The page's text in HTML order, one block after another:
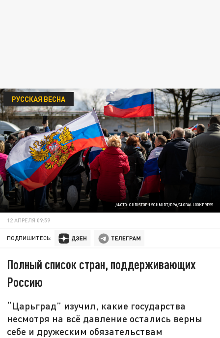
/ФОТО: CHRISTOPH SCHMIDT/DPA/GLOBALLOOKPRESS
РУССКАЯ ВЕСНА
12 АПРЕЛЯ 09:59
ПОДПИШИТЕСЬ:
Полный список стран, поддерживающих
Россию
“Царьград” изучил, какие государства
несмотря на всё давление остались верны
себе и дружеским обязательствам